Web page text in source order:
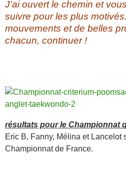
J’ai ouvert le chemin et
suivre pour les plus
mouvements et de belles
chacun, continuer !
résultats pour le Championnat
Eric B, Fanny, Mélina et Lancelot
Championnat de France.